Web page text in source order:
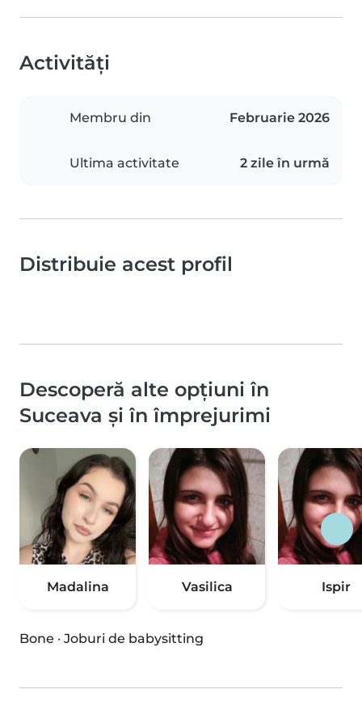
Activități
Membru din Februarie 2026
Ultima activitate 2 zile în urmă
Distribuie acest profil
Descoperă alte opțiuni în
Suceava și în împrejurimi
Madalina Vasilica Ispir
Bone · Joburi de babysitting